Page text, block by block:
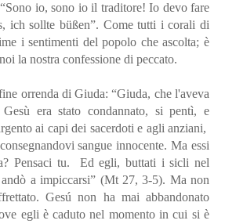
io, sono io il traditore! Io devo fare
ich sollte büßen”. Come tutti i corali di
i sentimenti del popolo che ascolta; è
la nostra confessione di peccato.
orrenda di Giuda: “Giuda, che l'aveva
era stato condannato, si pentì, e
ai capi dei sacerdoti e agli anziani,
sangue innocente. Ma essi
Pensaci tu. Ed egli, buttati i sicli nel
a impiccarsi” (Mt 27, 3-5). Ma non
Gesú non ha mai abbandonato
egli è caduto nel momento in cui si è